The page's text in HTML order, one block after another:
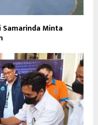
Samarinda Minta